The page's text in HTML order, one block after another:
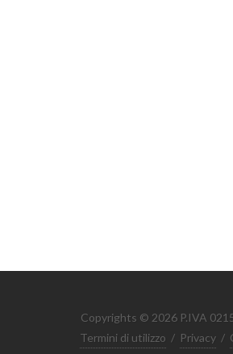
Copyrights © 2026 P.IVA
Termini di utilizzo / Privacy /